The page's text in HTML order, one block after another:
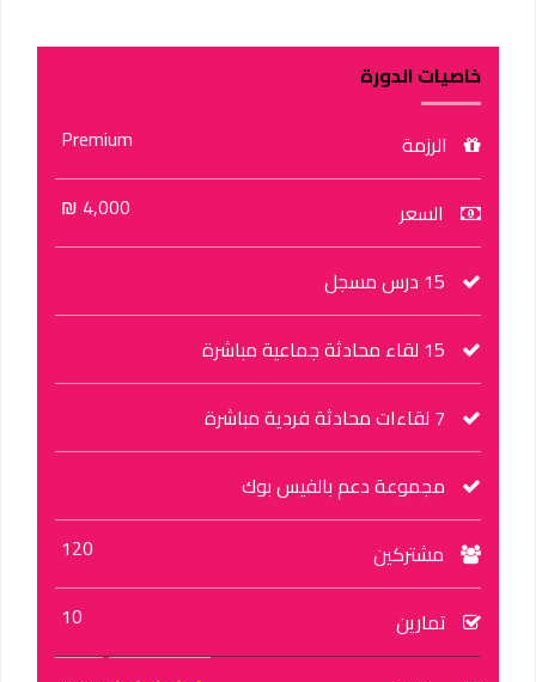
o
خاصيات الدورة
الرزمة
Premium
السعر 4,000 ₪
15 درس مسجل
15 لقاء محادثة جماعية مباشرة
7 لقاءات محادثة فردية مباشرة
مجموعة دعم بالفيس بوك
مشتركين
120
تمارين 10